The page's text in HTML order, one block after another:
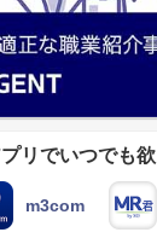
リでいつでも
m3com